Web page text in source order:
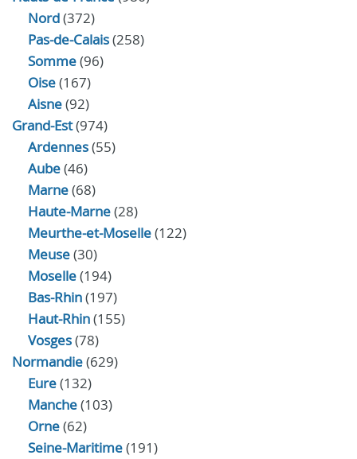
Nord(372)
Pas-de-Calais(258)
Somme(96)
Oise(167)
Aisne(92)
Grand-Est(974)
Ardennes(55)
Aube(46)
Marne(68)
Haute-Marne(28)
Meurthe-et-Moselle(122)
Meuse(30)
Moselle(194)
Bas-Rhin(197)
Haut-Rhin(155)
Vosges(78)
Normandie(629)
Eure(132)
Manche(103)
Orne(62)
Seine-Maritime(191)